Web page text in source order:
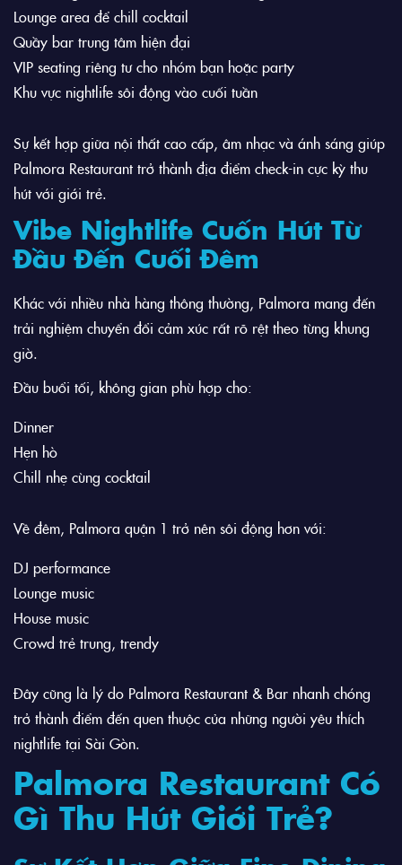
Lounge area để chill cocktail
Quầy bar trung tâm hiện đại
VIP seating riêng tư cho nhóm bạn hoặc party
Khu vực nightlife sôi động vào cuối tuần
Sự kết hợp giữa nội thất cao cấp, âm nhạc và ánh sáng giúp
Palmora Restaurant trở thành địa điểm check-in cực kỳ thu
hút với giới trẻ.
Vibe Nightlife Cuốn Hút Từ
Đầu Đến Cuối Đêm
Khác với nhiều nhà hàng thông thường, Palmora mang đến
trải nghiệm chuyển đổi cảm xúc rất rõ rệt theo từng khung
giờ.
Đầu buổi tối, không gian phù hợp cho:
Dinner
Hẹn hò
Chill nhẹ cùng cocktail
Về đêm, Palmora quận 1 trở nên sôi động hơn với:
DJ performance
Lounge music
House music
Crowd trẻ trung, trendy
Đây cũng là lý do Palmora Restaurant & Bar nhanh chóng
trở thành điểm đến quen thuộc của những người yêu thích
nightlife tại Sài Gòn.
Palmora Restaurant Có
Gì Thu Hút Giới Trẻ?